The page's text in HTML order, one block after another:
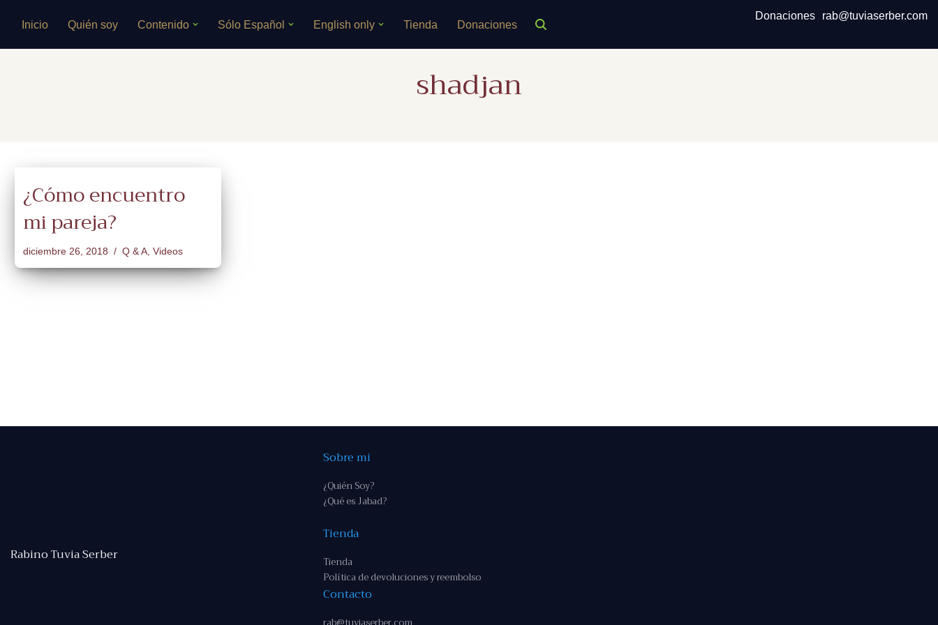
Inicio Quién soy Contenido Sólo Español English only Tienda Donaciones
Donaciones rab@tuviaserber.com
shadjan
¿Cómo encuentro
mi pareja?
diciembre 26, 2018 Q & A Videos
Rabino Tuvia Serber
Sobre mi
¿Quién Soy?
¿Qué es Jabad?
Tienda
Tienda
Política de devoluciones y reembolso
Contacto